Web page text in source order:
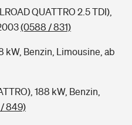
QUATTRO 2.5 TDI),
(0588 / 831)
kW, Benzin, Limousine, ab
188 kW, Benzin,
849)